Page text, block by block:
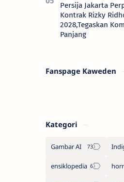
Persija Jakarta
Kontrak Rizky
2028,Tegaskan
Panjang
Fanspage Kaweden
Kategori
Gambar AI
ensiklopedia